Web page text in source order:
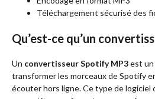
Téléchargement sécurisé des
Qu’est-ce qu’un
Un convertisseur Spotify MP3est
transformer les morceaux de Spotify
écouter hors ligne. Ce type de logiciel